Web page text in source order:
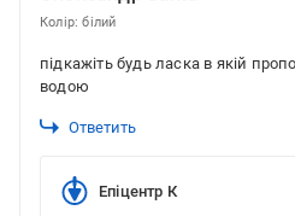
Колір: білий
підкажіть будь ласка в якій
водою
Ответить
Епіцентр К